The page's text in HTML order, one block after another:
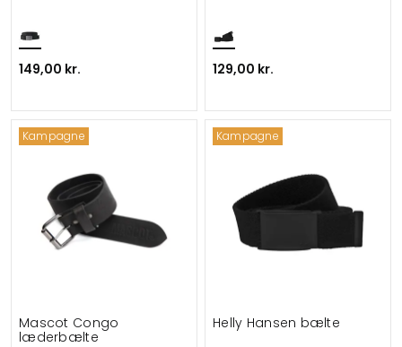
149,00 kr. 129,00 kr.
Kampagne
Mascot Congo
læderbælte
Kampagne
Helly Hansen bælte